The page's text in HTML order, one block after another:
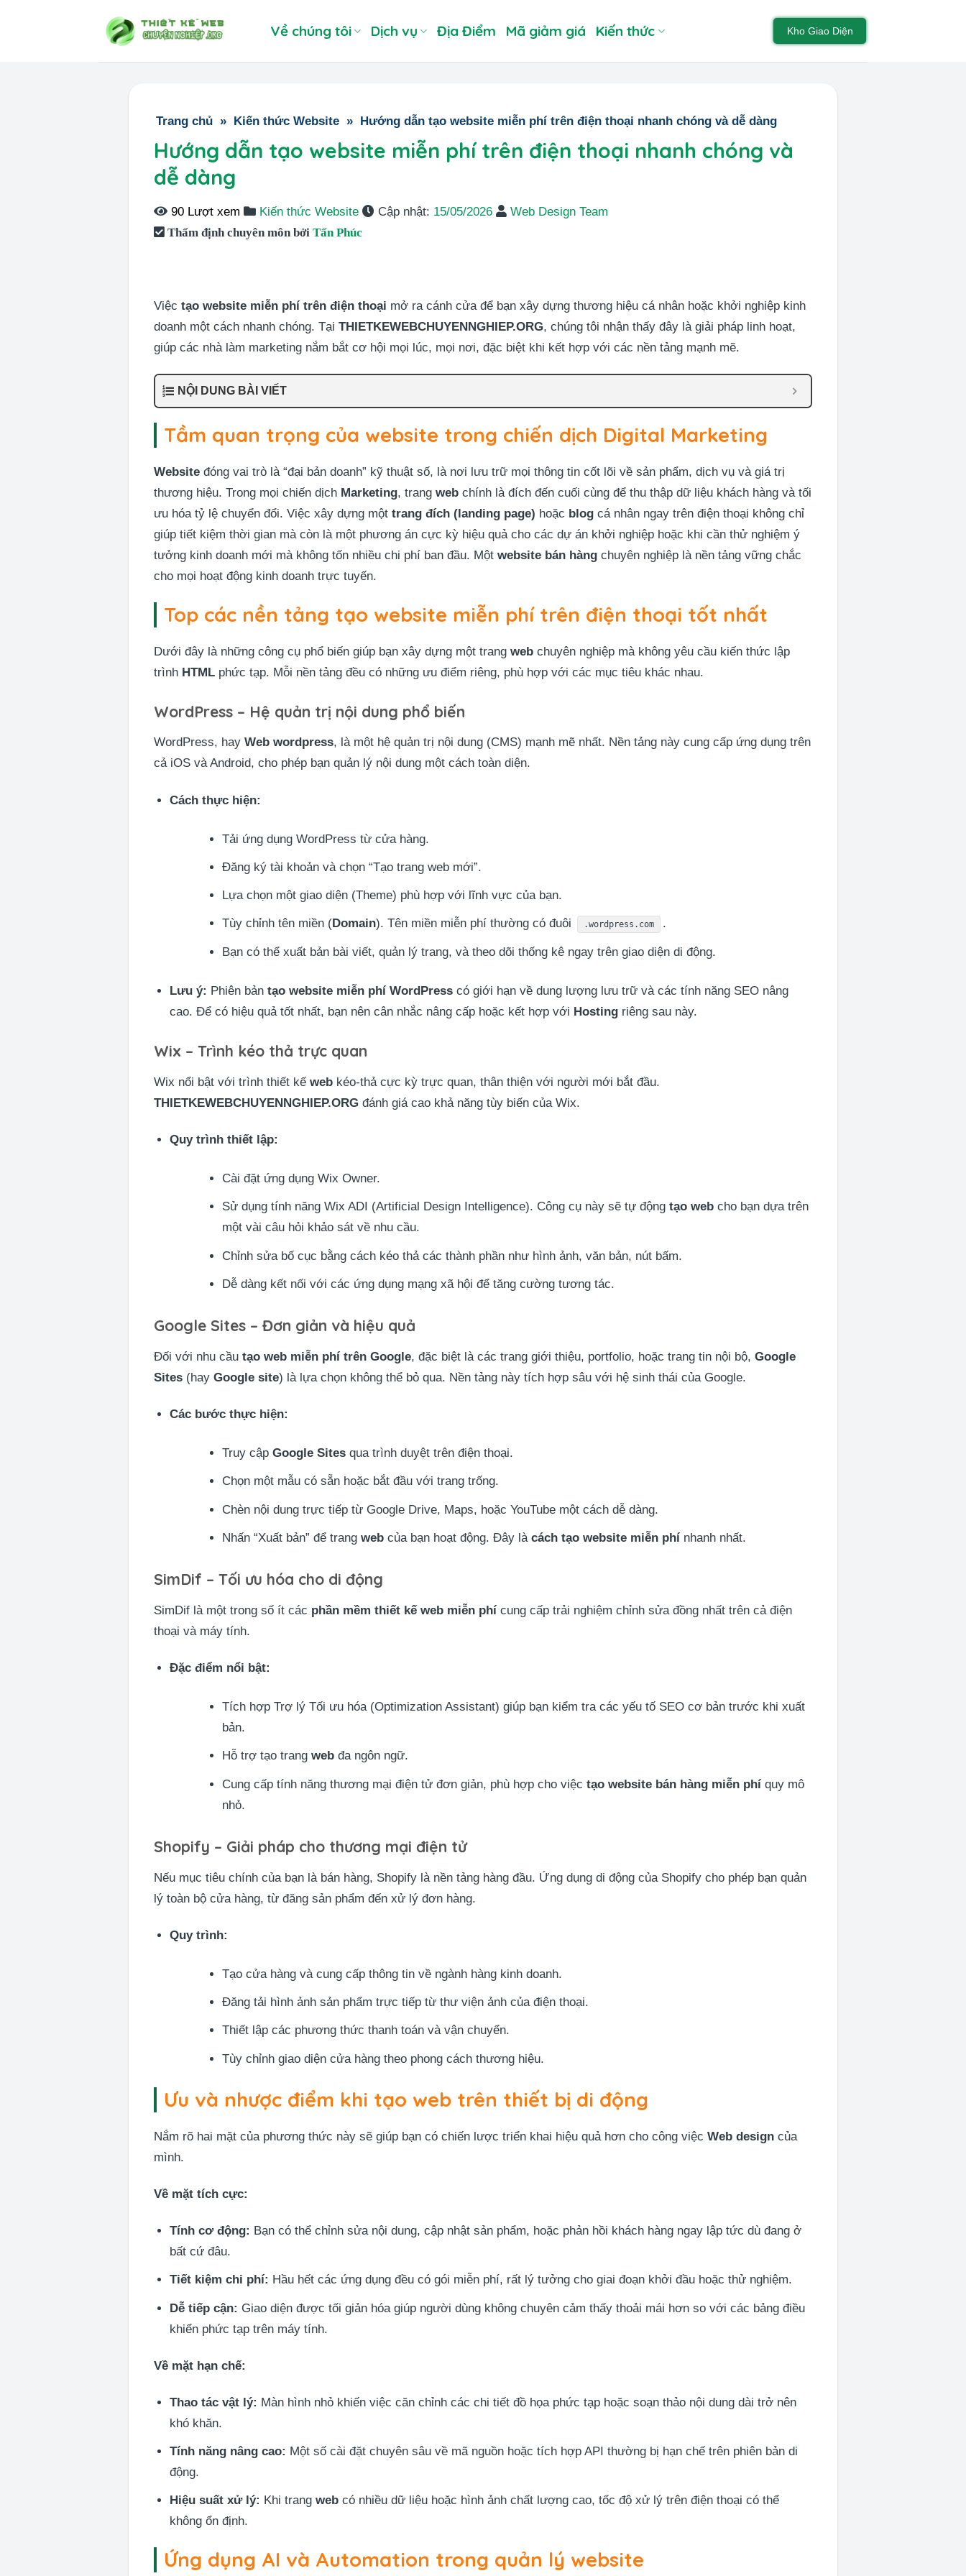
Về chúng tôi Dịch vụ Địa Điểm Mã giảm giá Kiến thức Kho Giao Diện
Trang chủ » Kiến thức Website » Hướng dẫn tạo website miễn phí trên điện thoại nhanh chóng và dễ dàng
Hướng dẫn tạo website miễn phí trên điện thoại nhanh chóng và
dễ dàng
90 Lượt xem Kiến thức Website Cập nhật: 15/05/2026 Web Design Team
Thẩm định chuyên môn bởiTấn Phúc
Việctạo website miễn phí trên điện thoại mở ra cánh cửa để bạn xây dựng thương hiệu cá nhân hoặc khởi nghiệp kinh
doanh một cách nhanh chóng. TạiTHIETKEWEBCHUYENNGHIEP.ORG, chúng tôi nhận thấy đây là giải pháp linh hoạt,
giúp các nhà làm marketing nắm bắt cơ hội mọi lúc, mọi nơi, đặc biệt khi kết hợp với các nền tảng mạnh mẽ.
NỘI DUNG BÀI VIẾT
Tầm quan trọng của website trong chiến dịch Digital Marketing
Website đóng vai trò là “đại bản doanh” kỹ thuật số, là nơi lưu trữ mọi thông tin cốt lõi về sản phẩm, dịch vụ và giá trị
thương hiệu. Trong mọi chiến dịch Marketing, trangweb chính là đích đến cuối cùng để thu thập dữ liệu khách hàng và tối
ưu hóa tỷ lệ chuyển đổi. Việc xây dựng mộttrang đích (landing page) hoặc blog cá nhân ngay trên điện thoại không chỉ
giúp tiết kiệm thời gian mà còn là một phương án cực kỳ hiệu quả cho các dự án khởi nghiệp hoặc khi cần thử nghiệm ý
tưởng kinh doanh mới mà không tốn nhiều chi phí ban đầu. Mộtwebsite bán hàng chuyên nghiệp là nền tảng vững chắc
cho mọi hoạt động kinh doanh trực tuyến.
Top các nền tảng tạo website miễn phí trên điện thoại tốt nhất
Dưới đây là những công cụ phổ biến giúp bạn xây dựng một trangweb chuyên nghiệp mà không yêu cầu kiến thức lập
trình HTML phức tạp. Mỗi nền tảng đều có những ưu điểm riêng, phù hợp với các mục tiêu khác nhau.
WordPress – Hệ quản trị nội dung phổ biến
WordPress, hayWeb wordpress, là một hệ quản trị nội dung (CMS) mạnh mẽ nhất. Nền tảng này cung cấp ứng dụng trên
cả iOS và Android, cho phép bạn quản lý nội dung một cách toàn diện.
Cách thực hiện:
Tải ứng dụng WordPress từ cửa hàng.
Đăng ký tài khoản và chọn “Tạo trang web mới”.
Lựa chọn một giao diện (Theme) phù hợp với lĩnh vực của bạn.
Tùy chỉnh tên miền (Domain). Tên miền miễn phí thường có đuôi .wordpress.com .
Bạn có thể xuất bản bài viết, quản lý trang, và theo dõi thống kê ngay trên giao diện di động.
Lưu ý: Phiên bảntạo website miễn phí WordPress có giới hạn về dung lượng lưu trữ và các tính năng SEO nâng
cao. Để có hiệu quả tốt nhất, bạn nên cân nhắc nâng cấp hoặc kết hợp với Hosting riêng sau này.
Wix – Trình kéo thả trực quan
Wix nổi bật với trình thiết kếweb kéo-thả cực kỳ trực quan, thân thiện với người mới bắt đầu.
THIETKEWEBCHUYENNGHIEP.ORG đánh giá cao khả năng tùy biến của Wix.
Quy trình thiết lập:
Cài đặt ứng dụng Wix Owner.
Sử dụng tính năng Wix ADI (Artificial Design Intelligence). Công cụ này sẽ tự độngtạo web cho bạn dựa trên
một vài câu hỏi khảo sát về nhu cầu.
Chỉnh sửa bố cục bằng cách kéo thả các thành phần như hình ảnh, văn bản, nút bấm.
Dễ dàng kết nối với các ứng dụng mạng xã hội để tăng cường tương tác.
Google Sites – Đơn giản và hiệu quả
Đối với nhu cầutạo web miễn phí trên Google, đặc biệt là các trang giới thiệu, portfolio, hoặc trang tin nội bộ,Google
Sites (hayGoogle site) là lựa chọn không thể bỏ qua. Nền tảng này tích hợp sâu với hệ sinh thái của Google.
Các bước thực hiện:
Truy cậpGoogle Sites qua trình duyệt trên điện thoại.
Chọn một mẫu có sẵn hoặc bắt đầu với trang trống.
Chèn nội dung trực tiếp từ Google Drive, Maps, hoặc YouTube một cách dễ dàng.
Nhấn “Xuất bản” để trangweb của bạn hoạt động. Đây làcách tạo website miễn phí nhanh nhất.
SimDif – Tối ưu hóa cho di động
SimDif là một trong số ít các phần mềm thiết kế web miễn phí cung cấp trải nghiệm chỉnh sửa đồng nhất trên cả điện
thoại và máy tính.
Đặc điểm nổi bật:
Tích hợp Trợ lý Tối ưu hóa (Optimization Assistant) giúp bạn kiểm tra các yếu tố SEO cơ bản trước khi xuất
bản.
Hỗ trợ tạo trangweb đa ngôn ngữ.
Cung cấp tính năng thương mại điện tử đơn giản, phù hợp cho việctạo website bán hàng miễn phí quy mô
nhỏ.
Shopify – Giải pháp cho thương mại điện tử
Nếu mục tiêu chính của bạn là bán hàng, Shopify là nền tảng hàng đầu. Ứng dụng di động của Shopify cho phép bạn quản
lý toàn bộ cửa hàng, từ đăng sản phẩm đến xử lý đơn hàng.
Quy trình:
Tạo cửa hàng và cung cấp thông tin về ngành hàng kinh doanh.
Đăng tải hình ảnh sản phẩm trực tiếp từ thư viện ảnh của điện thoại.
Thiết lập các phương thức thanh toán và vận chuyển.
Tùy chỉnh giao diện cửa hàng theo phong cách thương hiệu.
Ưu và nhược điểm khi tạo web trên thiết bị di động
Nắm rõ hai mặt của phương thức này sẽ giúp bạn có chiến lược triển khai hiệu quả hơn cho công việcWeb design của
mình.
Về mặt tích cực:
Tính cơ động: Bạn có thể chỉnh sửa nội dung, cập nhật sản phẩm, hoặc phản hồi khách hàng ngay lập tức dù đang ở
bất cứ đâu.
Tiết kiệm chi phí: Hầu hết các ứng dụng đều có gói miễn phí, rất lý tưởng cho giai đoạn khởi đầu hoặc thử nghiệm.
Dễ tiếp cận: Giao diện được tối giản hóa giúp người dùng không chuyên cảm thấy thoải mái hơn so với các bảng điều
khiển phức tạp trên máy tính.
Về mặt hạn chế:
Thao tác vật lý: Màn hình nhỏ khiến việc căn chỉnh các chi tiết đồ họa phức tạp hoặc soạn thảo nội dung dài trở nên
khó khăn.
Tính năng nâng cao: Một số cài đặt chuyên sâu về mã nguồn hoặc tích hợp API thường bị hạn chế trên phiên bản di
động.
Hiệu suất xử lý: Khi trangweb có nhiều dữ liệu hoặc hình ảnh chất lượng cao, tốc độ xử lý trên điện thoại có thể
không ổn định.
Ứng dụng AI và Automation trong quản lý website